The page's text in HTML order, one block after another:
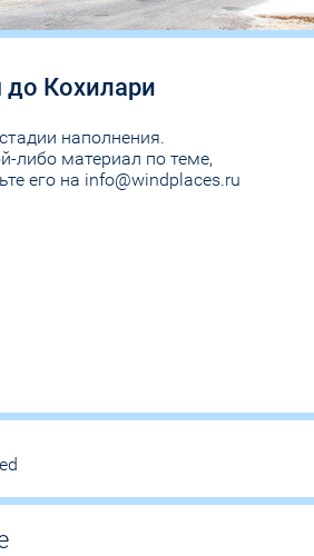
до Кохилари
наполнения.
либо материал по теме,
его на info@windplaces.ru